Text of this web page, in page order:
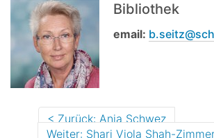
Bibliothek
email:
Zurück: Anja Schwez
Weiter: Shari Viola Shah-